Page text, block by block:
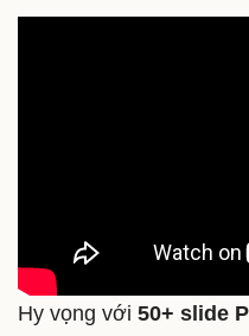
Hy vọng với 50+ slide